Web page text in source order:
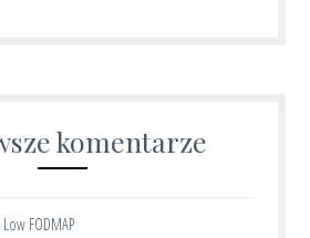
komentarze
FODMAP